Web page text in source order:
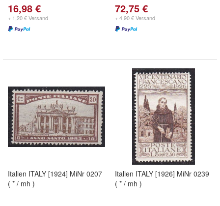
16,98 €
+ 1,20 € Versand
72,75 €
+ 4,90 € Versand
Italien ITALY [1924] MiNr 0207
( * / mh )
Italien ITALY [1926] MiNr 0239
( * / mh )